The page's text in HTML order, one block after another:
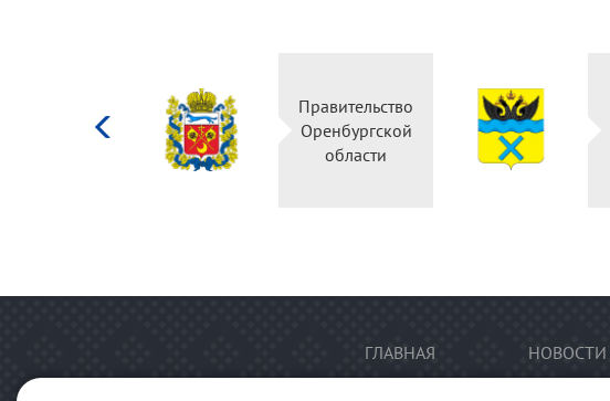
Правительство
Оренбургской
области
ГЛАВНАЯ НОВОСТИ